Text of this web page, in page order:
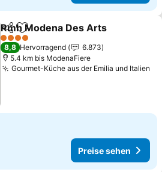
TeilenZu Favoriten hinzufügen
Rmh Modena Des Arts
4 Sterne
8,8 Hervorragend
6.873
5.4 km bis ModenaFiere
Gourmet-Küche aus der Emilia und Italien
Preise sehen